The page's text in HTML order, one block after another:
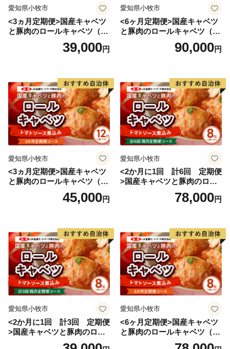
愛知県小牧市
<3ヵ月定期便>国産キャベツ
と豚肉のロールキャベツ（4P
39,000円
愛知県小牧市
<6ヶ月定期便>国産キャベツ
と豚肉のロールキャベツ（6P
90,000円
愛知県小牧市
<3ヵ月定期便>国産キャベツ
と豚肉のロールキャベツ（6P
45,000円
愛知県小牧市
<2か月に1回 計6回 定期便
>国産キャベツと豚肉のロー
ルキャベツ（4P入り）
78,000円
愛知県小牧市
<2か月に1回 計3回 定期便
>国産キャベツと豚肉のロー
ルキャベツ（4P入り）
愛知県小牧市
<6ヶ月定期便>国産キャベツ
と豚肉のロールキャベツ（4P